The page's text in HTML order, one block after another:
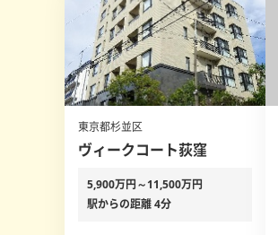
東京都杉並区
ヴィークコート荻窪
5,900万円～11,500万円
駅からの距離 4分